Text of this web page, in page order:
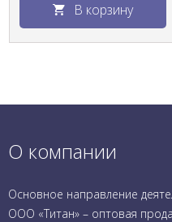
В корзину
О компании
Основное направление
ООО «Титан» – оптовая